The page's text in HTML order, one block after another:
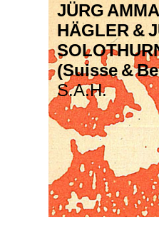
JÜRG
HÄGLER &
(Suisse &
S.A.H.